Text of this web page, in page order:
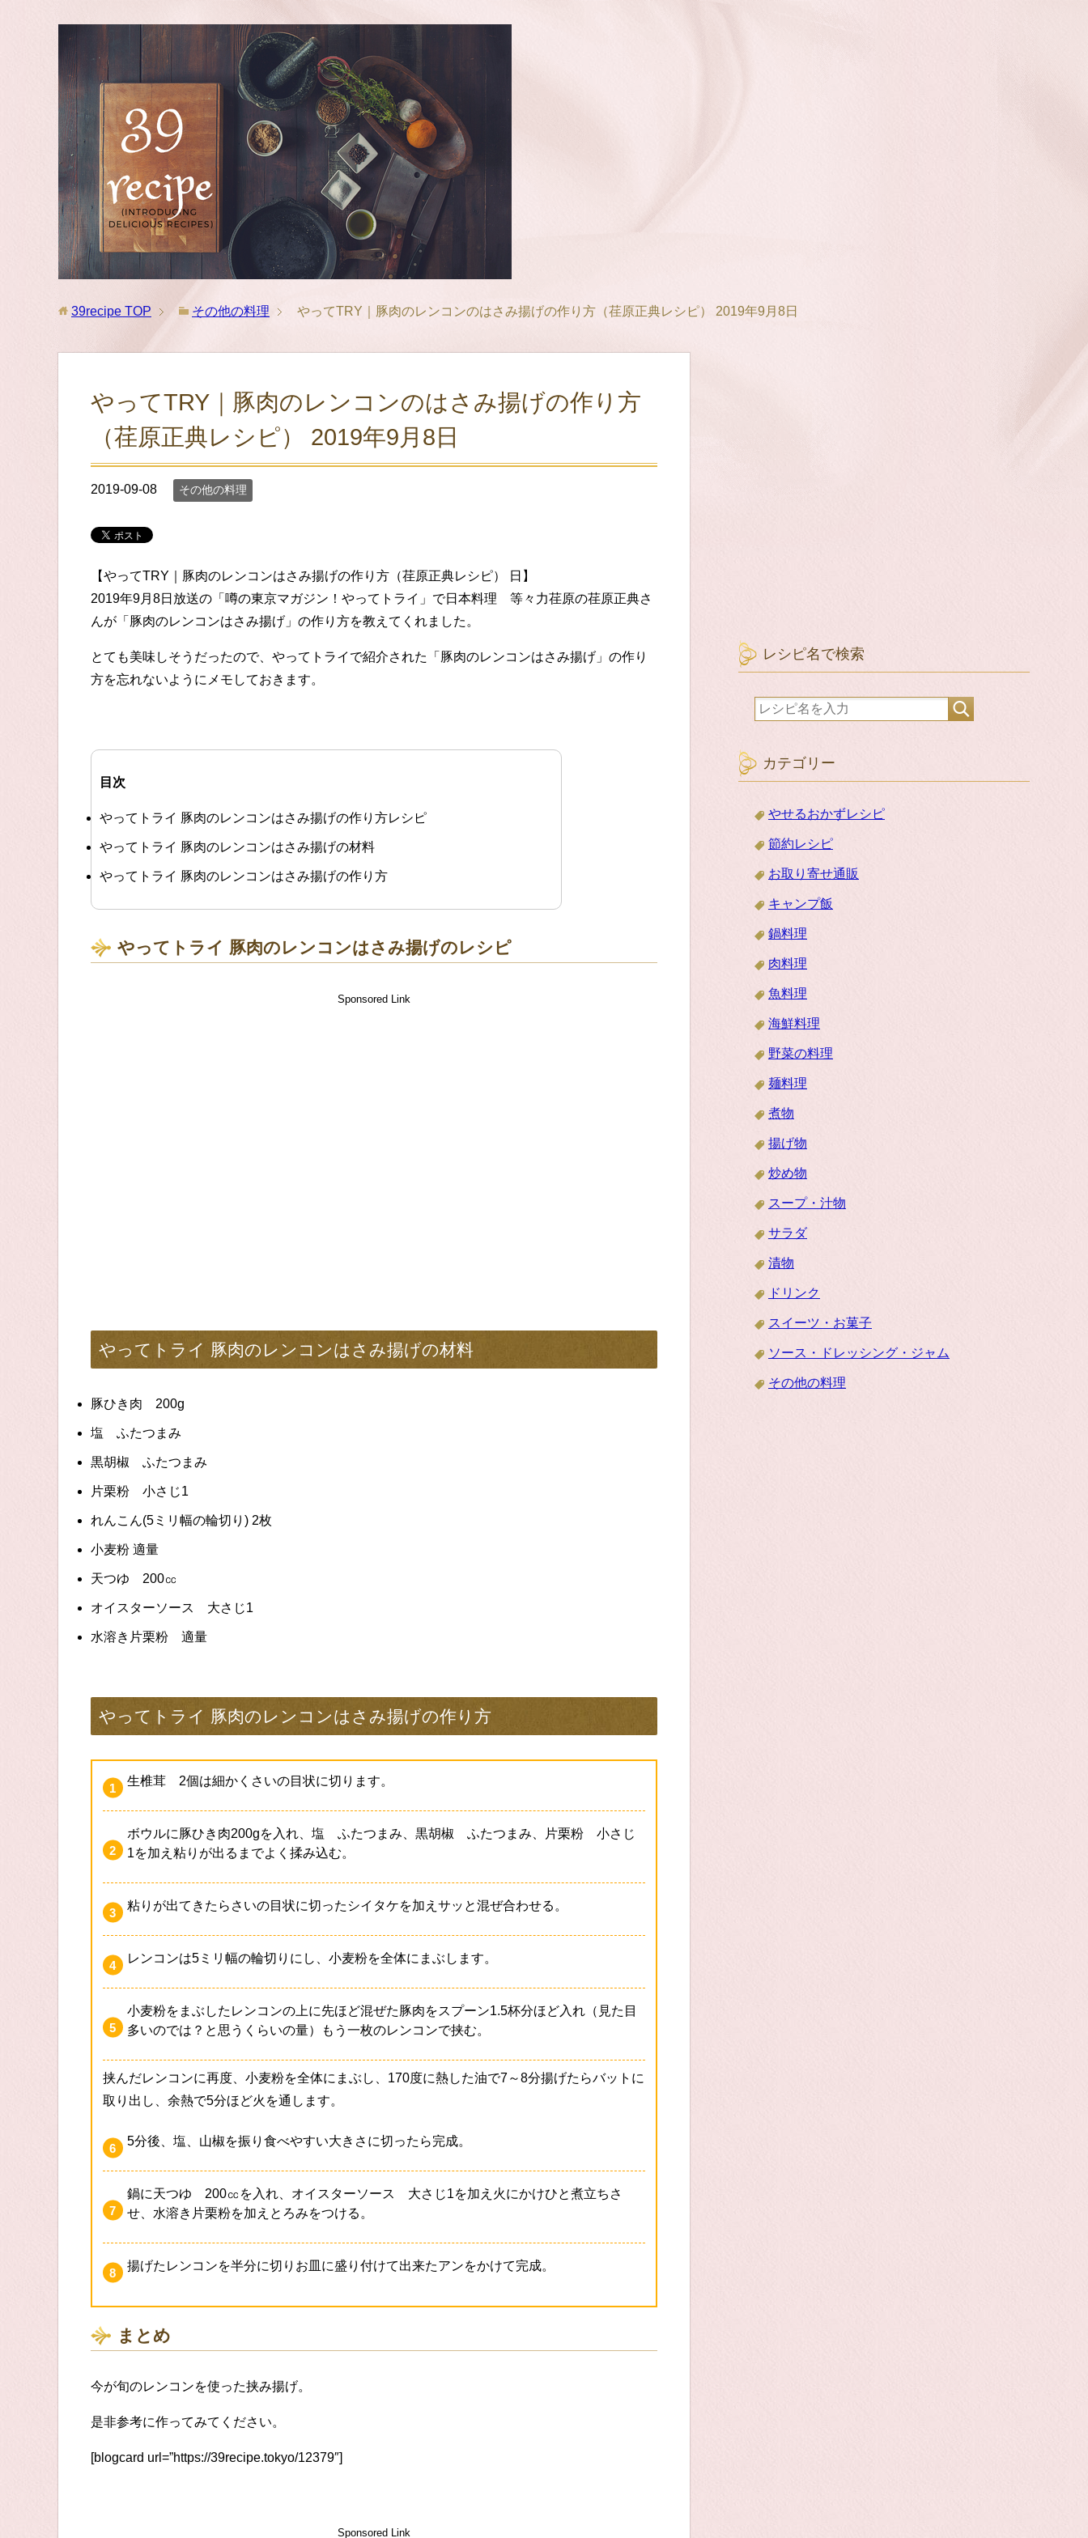
39recipe TOP その他の料理 やってTRY｜豚肉のレンコンのはさみ揚げの作り方（荏原正典レシピ） 2019年9月8日
やってTRY｜豚肉のレンコンのはさみ揚げの作り方
（荏原正典レシピ） 2019年9月8日
2019-09-08 その他の料理
【やってTRY｜豚肉のレンコンはさみ揚げの作り方（荏原正典レシピ） 日】
2019年9月8日放送の「噂の東京マガジン！やってトライ」で日本料理 等々力荏原の荏原正典さ
んが「豚肉のレンコンはさみ揚げ」の作り方を教えてくれました。
とても美味しそうだったので、やってトライで紹介された「豚肉のレンコンはさみ揚げ」の作り
方を忘れないようにメモしておきます。
目次
やってトライ 豚肉のレンコンはさみ揚げの作り方レシピ
やってトライ 豚肉のレンコンはさみ揚げの材料
やってトライ 豚肉のレンコンはさみ揚げの作り方
やってトライ 豚肉のレンコンはさみ揚げのレシピ
Sponsored Link
やってトライ 豚肉のレンコンはさみ揚げの材料
豚ひき肉 200g
塩 ふたつまみ
黒胡椒 ふたつまみ
片栗粉 小さじ1
れんこん(5ミリ幅の輪切り) 2枚
小麦粉 適量
天つゆ 200㏄
オイスターソース 大さじ1
水溶き片栗粉 適量
やってトライ 豚肉のレンコンはさみ揚げの作り方
生椎茸 2個は細かくさいの目状に切ります。
ボウルに豚ひき肉200gを入れ、塩 ふたつまみ、黒胡椒 ふたつまみ、片栗粉 小さじ
1を加え粘りが出るまでよく揉み込む。
粘りが出てきたらさいの目状に切ったシイタケを加えサッと混ぜ合わせる。
レンコンは5ミリ幅の輪切りにし、小麦粉を全体にまぶします。
小麦粉をまぶしたレンコンの上に先ほど混ぜた豚肉をスプーン1.5杯分ほど入れ（見た目
多いのでは？と思うくらいの量）もう一枚のレンコンで挟む。
挟んだレンコンに再度、小麦粉を全体にまぶし、170度に熱した油で7～8分揚げたらバットに
取り出し、余熱で5分ほど火を通します。
5分後、塩、山椒を振り食べやすい大きさに切ったら完成。
鍋に天つゆ 200㏄を入れ、オイスターソース 大さじ1を加え火にかけひと煮立ちさ
せ、水溶き片栗粉を加えとろみをつける。
揚げたレンコンを半分に切りお皿に盛り付けて出来たアンをかけて完成。
まとめ
今が旬のレンコンを使った挟み揚げ。
是非参考に作ってみてください。
[blogcard url=”https://39recipe.tokyo/12379″]
Sponsored Link
レシピ名で検索
カテゴリー
やせるおかずレシピ
節約レシピ
お取り寄せ通販
キャンプ飯
鍋料理
肉料理
魚料理
海鮮料理
野菜の料理
麺料理
煮物
揚げ物
炒め物
スープ・汁物
サラダ
漬物
ドリンク
スイーツ・お菓子
ソース・ドレッシング・ジャム
その他の料理